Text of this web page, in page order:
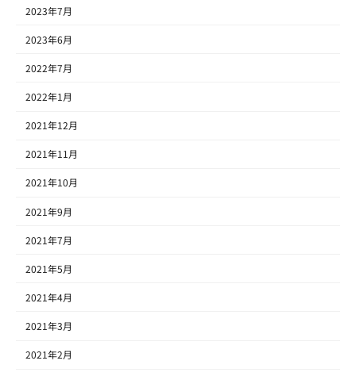
2023年7月
2023年6月
2022年7月
2022年1月
2021年12月
2021年11月
2021年10月
2021年9月
2021年7月
2021年5月
2021年4月
2021年3月
2021年2月